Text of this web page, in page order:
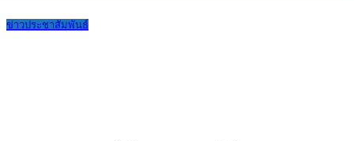
ข่าวประชาสัมพันธ์